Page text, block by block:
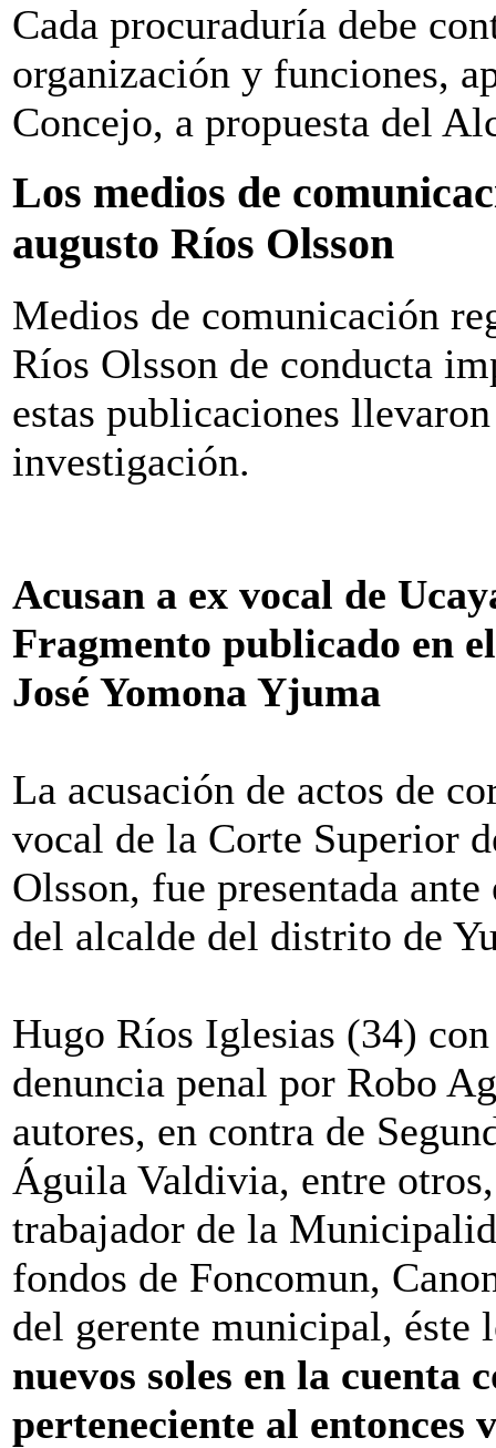
Cada procuraduría debe
organización y funciones,
Concejo, a propuesta del
Los medios de
augusto Ríos Olsson
Medios de comunicación
Ríos Olsson de conducta
estas publicaciones
investigación.
Acusan a ex vocal de
Fragmento publicado en
José Yomona Yjuma
La acusación de actos de
vocal de la Corte Superior
Olsson, fue presentada
del alcalde del distrito de
Hugo Ríos Iglesias (34)
denuncia penal por Robo
autores, en contra de
Águila Valdivia, entre
trabajador de la
fondos de Foncomun,
del gerente municipal, éste
nuevos soles en la cuenta
perteneciente al entonces